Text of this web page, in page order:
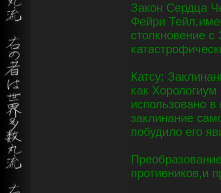
Закон Сердца
Фейри
столкновение
Катсу:
как
использовано
заклинание
побудило его
противников,и